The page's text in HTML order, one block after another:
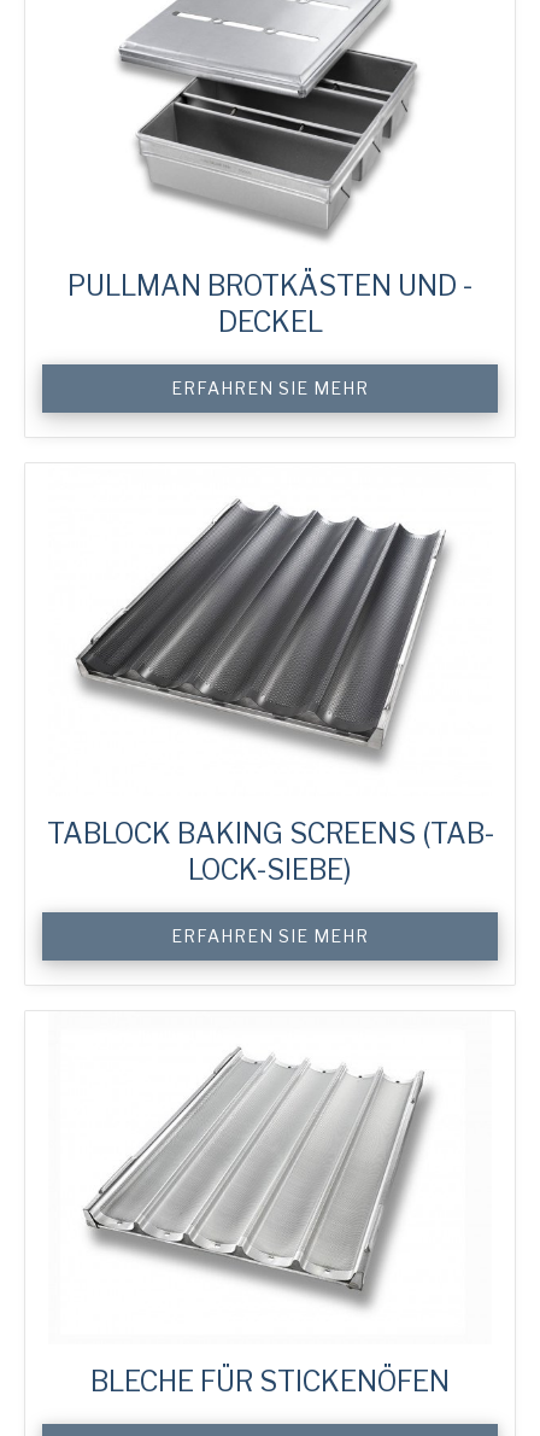
PULLMAN BROTKÄSTEN UND -
DECKEL
Tins
&
Covers
ERFAHREN SIE MEHR
TABLOCK BAKING SCREENS (TAB-
LOCK-SIEBE)
Baking
Screens
Menge
ERFAHREN SIE MEHR
BLECHE FÜR STICKENÖFEN